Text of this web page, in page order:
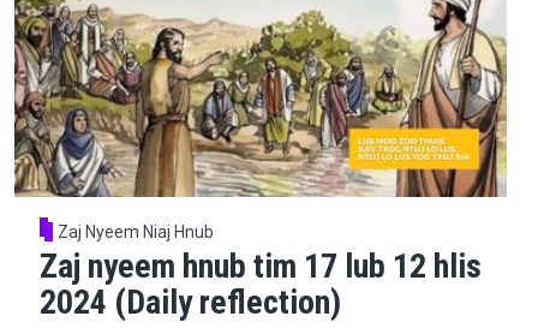
Zaj Nyeem Niaj Hnub
Zaj nyeem hnub tim 17 lub 12 hlis
2024 (Daily reflection)